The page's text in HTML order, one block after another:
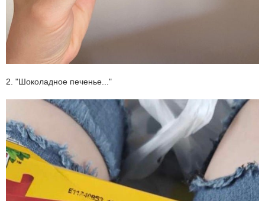
2. "Шоколадное печенье..."